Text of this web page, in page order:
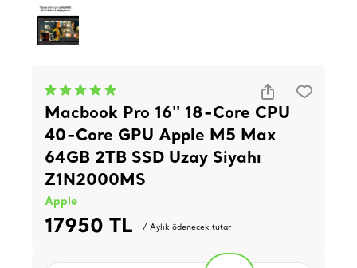
Macbook Pro 16'' 18-Core CPU
40-Core GPU Apple M5 Max
64GB 2TB SSD Uzay Siyahı
Z1N2000MS
Apple
17950 TL / Aylık ödenecek tutar